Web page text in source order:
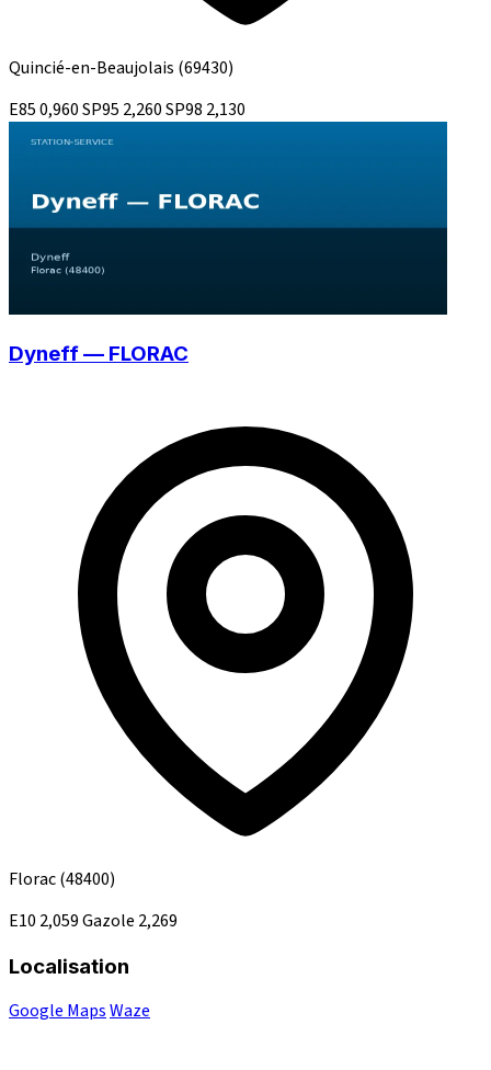
Quincié-en-Beaujolais (69430)
E850,960SP95 2,260SP98 2,130
Dyneff — FLORAC
Florac(48400)
E10 2,059Gazole 2,269
Localisation
Google MapsWaze